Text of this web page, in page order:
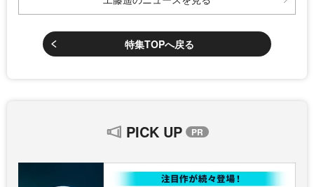
特集TOPへ戻る
PICK UP